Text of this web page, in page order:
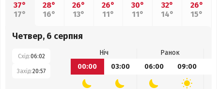
37°
17°
28°
16°
26°
13°
26°
11°
30°
11°
32°
14°
26°
15°
Четвер, 6 серпня
Схід:06:02
Захід:20:57
Ніч
Ранок
00:00
03:00 06:00 09:00